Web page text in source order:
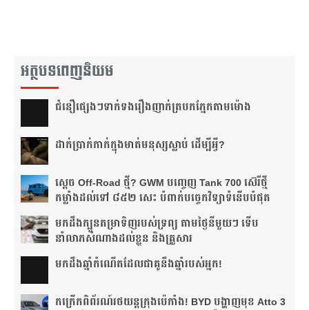
អត្ថបទពេញនិយម
ជំនឿ​ផ្សេងៗ​ទាក់ទង​រឿង​ញាក់​ត្របក​ភ្នែក​តាម​ម៉ោង​
ដាក់​ប្រាក់​កាក់​ក្នុង​មាត់​មនុស្ស​ស្លាប់ ដើម្បី​អ្វី?
ស្តេច Off-Road ថ្មី? GWM បញ្ចេញ Tank 700 ស៊េរីថ្មី
កម្លាំងដល់ទៅ ៨៥២ សេះ បំពាក់បច្ចេកវិទ្យាទំនើបបំផុត
មកដឹងក្បួនតម្រាទិញរបស់ទ្រព្យ តាមថ្ងៃនីមួយៗ ទើប
នាំលាភសំណាងដល់ខ្លួន និងគ្រួសារ
មក​ដឹងឆ្នាំ​កំណើត​ដែល​ជា​គូ​នឹង​ឆ្នាំ​របស់​អ្នក!​
កក្រើកពិព័រណ៍រថយន្តក្រុងប៉េកាំង! BYD បង្ហាញមុខ Atto 3